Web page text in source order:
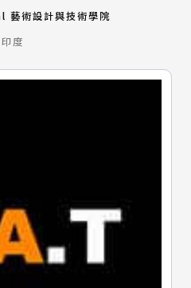
術設計與技術學院
印度